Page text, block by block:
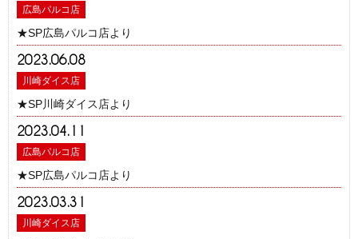
広島パルコ店
★SP広島パルコ店より
2023.06.08
川崎ダイス店
★SP川崎ダイス店より
2023.04.11
広島パルコ店
★SP広島パルコ店より
2023.03.31
川崎ダイス店